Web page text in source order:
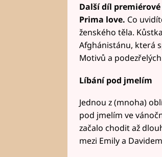
Další díl
Prima love. Co
ženského těla.
Afghánistánu, která
Motivů a
Líbání pod jmelím
Jednou z (mnoha)
pod jmelím ve
začalo chodit až
mezi Emily a